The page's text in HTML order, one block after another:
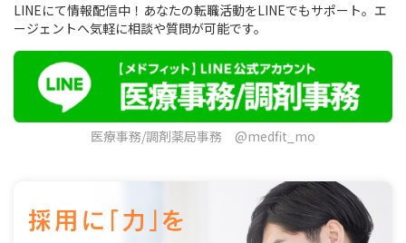
LINEにて情報配信中！あなたの転職活動をLINEでもサポート。エ
ージェントへ気軽に相談や質問が可能です。
医療事務/調剤薬局事務 @medfit_mo